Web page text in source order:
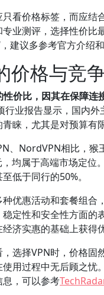
看价格标签，而应
业测评，选择性价
建议多参考官方介绍
价格与竞
价比，因其在保障连
业报告显示，国内
睐，尤其是对预算有
、NordVPN相比，
均属于高端市场定位
低于同行的50%。
优惠活动和套餐组
定性和安全性方面
济实惠的基础上获得
选择VPN时，价格
用过程中无后顾之
，可以参考